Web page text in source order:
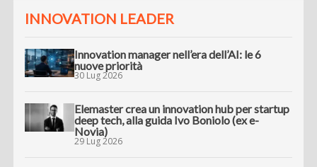
INNOVATION LEADER
Innovation manager nell’era dell’AI: le 6
nuove priorità
30 Lug 2026
Elemaster crea un innovation hub per startup
deep tech, alla guida Ivo Boniolo (ex e-
Novia)
29 Lug 2026